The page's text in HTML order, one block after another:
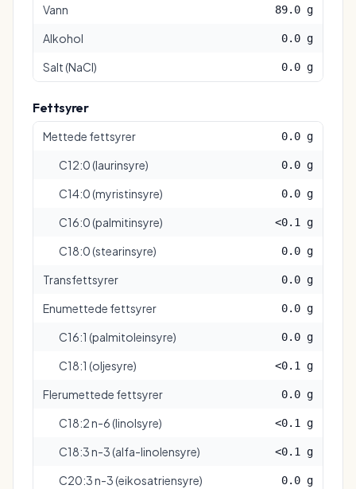
Vann 89.0 g
Alkohol 0.0 g
Salt (NaCl) 0.0 g
Fettsyrer
Mettede fettsyrer 0.0 g
C12:0 (laurinsyre) 0.0 g
C14:0 (myristinsyre) 0.0 g
C16:0 (palmitinsyre) <0.1 g
C18:0 (stearinsyre) 0.0 g
Transfettsyrer 0.0 g
Enumettede fettsyrer 0.0 g
C16:1 (palmitoleinsyre) 0.0 g
C18:1 (oljesyre) <0.1 g
Flerumettede fettsyrer 0.0 g
C18:2 n-6 (linolsyre) <0.1 g
C18:3 n-3 (alfa-linolensyre) <0.1 g
C20:3 n-3 (eikosatriensyre) 0.0 g